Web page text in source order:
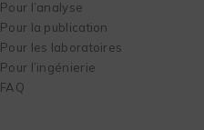
Pour l’analyse
Pour la publication
Pour les laboratoires
Pour l’ingénierie
FAQ